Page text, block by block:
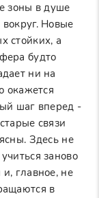
зоны в душе
Новые
стойких, а
будто
ни на
окажется
шаг вперед -
связи
Здесь не
заново
главное, не
в